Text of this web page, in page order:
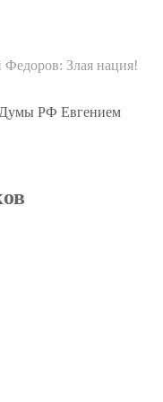
Федоров: Злая нация!
Думы РФ Евгением